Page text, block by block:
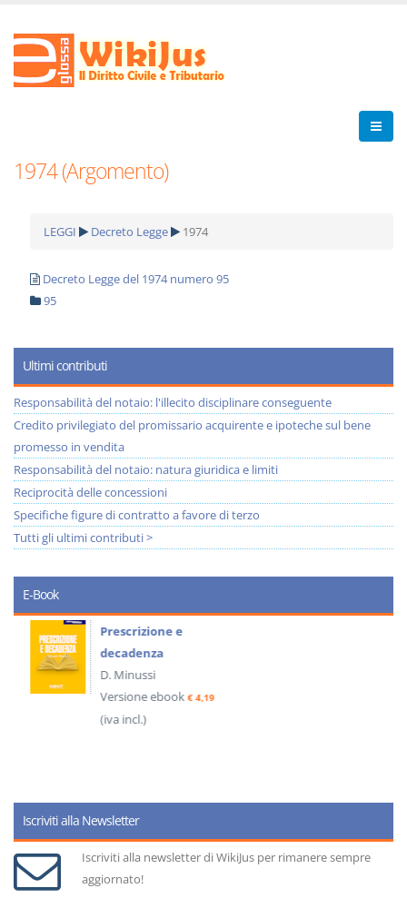
1974 (Argomento)
LEGGI Decreto Legge 1974
Decreto Legge del 1974 numero 95
95
Ultimi contributi
Responsabilità del notaio: l'illecito disciplinare conseguente
Credito privilegiato del promissario acquirente e ipoteche sul bene
promesso in vendita
Responsabilità del notaio: natura giuridica e limiti
Reciprocità delle concessioni
Specifiche figure di contratto a favore di terzo
Tutti gli ultimi contributi >
E-Book
Prescrizione e
decadenza
D. Minussi
Versione ebook € 4,19
(iva incl.)
Iscriviti alla Newsletter
Iscriviti alla newsletter di WikiJus per rimanere sempre
aggiornato!